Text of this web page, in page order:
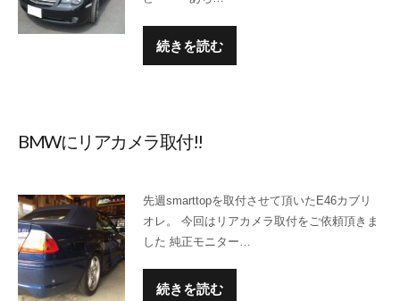
続きを読む
BMWにリアカメラ取付!!
先週smarttopを取付させて頂いたE46カブリ
オレ。 今回はリアカメラ取付をご依頼頂きま
した 純正モニター…
続きを読む